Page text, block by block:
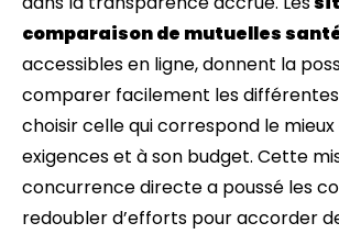
comparaison de mutuelles
accessibles en ligne, donnent la
comparer facilement les
choisir celle qui correspond le mieux
exigences et à son budget. Cette
concurrence directe a poussé les
redoubler d’efforts pour accorder